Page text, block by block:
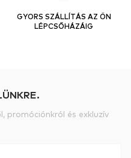
GYORS SZÁLLÍTÁS AZ ÖN
LÉPCSŐHÁZÁIG
promóciónkról és exkluzív